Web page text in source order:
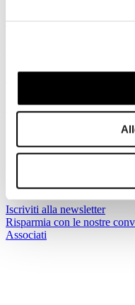
Progetti europei
Home
Bruxelles
Iscriviti alla newsletter
Risparmia con le nostre
Associati